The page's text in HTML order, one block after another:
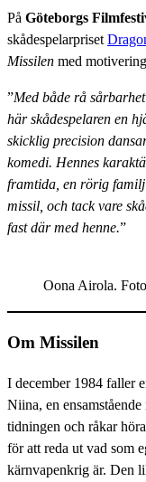
På Göteborgs
skådespelarpriset
Missilen med
”Med både rå
här skådespelaren en
skicklig precision
komedi. Hennes
framtida, en rörig
missil, och tack vare
fast där med henne.”
Oona Airola.
Om Missilen
I december 1984 faller
Niina, en
tidningen och råkar
för att reda ut vad som
kärnvapenkrig är. Den